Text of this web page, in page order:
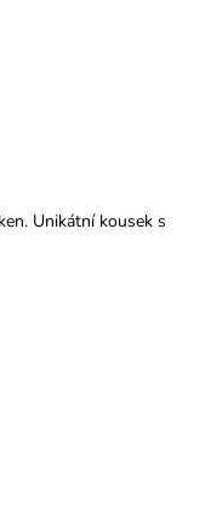
Unikátní kousek s